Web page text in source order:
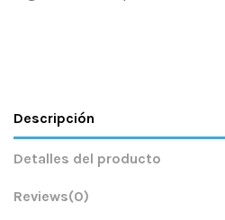
Descripción
Detalles del producto
Reviews(0)